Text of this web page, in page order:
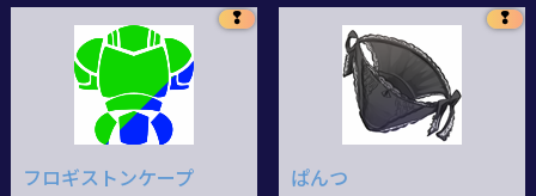
❢
フロギストンケープ
❢
ぱんつ